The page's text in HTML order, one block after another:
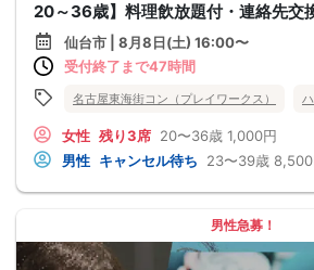
20～36歳】料理飲放題付・連絡先交
仙台市 | 8月8日(土) 16:00〜
受付終了まで47時間
名古屋東海街コン（プレイワークス）
女性 残り3席 20〜36歳 1,000円
男性 キャンセル待ち 23〜39歳 8,500
男性急募！